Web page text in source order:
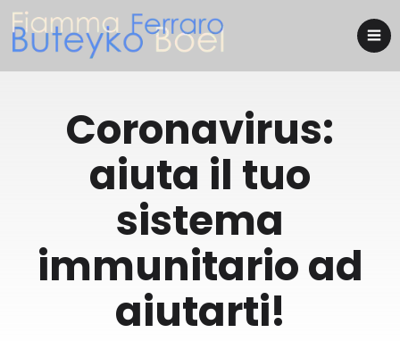
Coronavirus:
aiuta il tuo
sistema
immunitario ad
aiutarti!